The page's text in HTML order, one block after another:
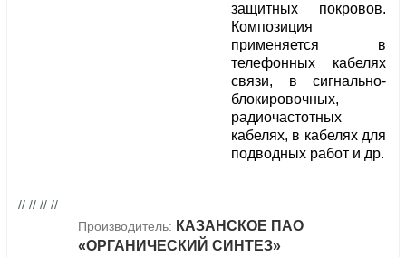
защитных покровов.
Композиция
применяется в
телефонных кабелях
связи, в сигнально-
блокировочных,
радиочастотных
кабелях, в кабелях для
подводных работ и др.
// // // //
Производитель: КАЗАНСКОЕ ПАО
«ОРГАНИЧЕСКИЙ СИНТЕЗ»